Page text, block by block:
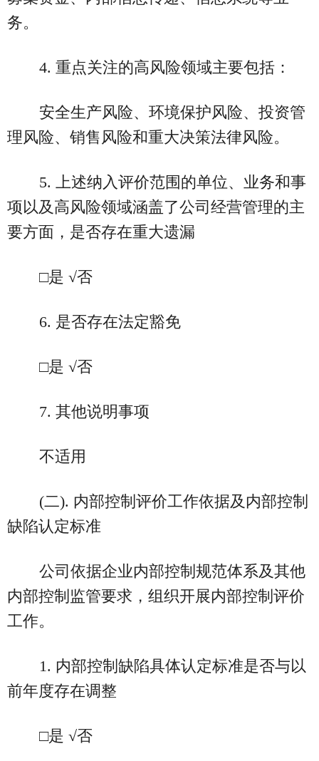
务。
4. 重点关注的高风险领域主要包括：
安全生产风险、环境保护风险、投资管
理风险、销售风险和重大决策法律风险。
5. 上述纳入评价范围的单位、业务和事
项以及高风险领域涵盖了公司经营管理的主
要方面，是否存在重大遗漏
□是 √否
6. 是否存在法定豁免
□是 √否
7. 其他说明事项
不适用
(二). 内部控制评价工作依据及内部控制
缺陷认定标准
公司依据企业内部控制规范体系及其他
内部控制监管要求，组织开展内部控制评价
工作。
1. 内部控制缺陷具体认定标准是否与以
前年度存在调整
□是 √否